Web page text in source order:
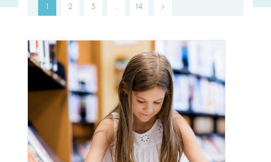
1 2 3 14